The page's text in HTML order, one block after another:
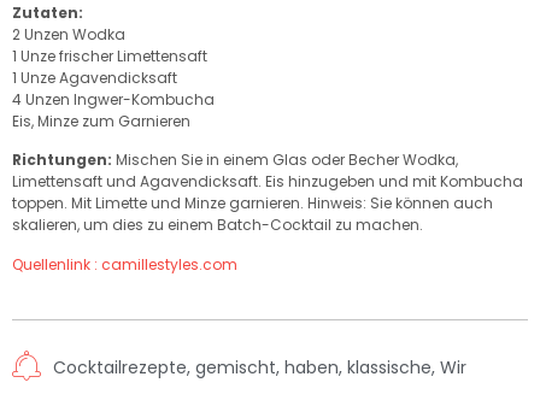
Zutaten:
2 Unzen Wodka
1 Unze frischer Limettensaft
1 Unze Agavendicksaft
4 Unzen Ingwer-Kombucha
Eis, Minze zum Garnieren
Richtungen: Mischen Sie in einem Glas oder Becher Wodka,
Limettensaft und Agavendicksaft. Eis hinzugeben und mit Kombucha
toppen. Mit Limette und Minze garnieren. Hinweis: Sie können auch
skalieren, um dies zu einem Batch-Cocktail zu machen.
Quellenlink : camillestyles.com
Cocktailrezepte, gemischt, haben, klassische, Wir